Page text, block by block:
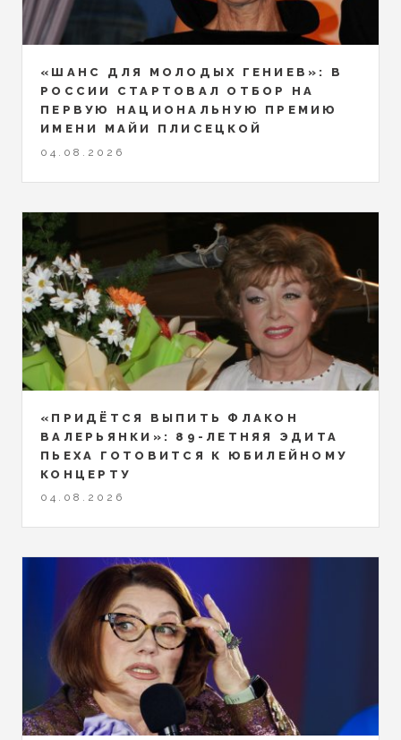
«ШАНС ДЛЯ МОЛОДЫХ ГЕНИЕВ»: В
РОССИИ СТАРТОВАЛ ОТБОР НА
ПЕРВУЮ НАЦИОНАЛЬНУЮ ПРЕМИЮ
ИМЕНИ МАЙИ ПЛИСЕЦКОЙ
04.08.2026
«ПРИДЁТСЯ ВЫПИТЬ ФЛАКОН
ВАЛЕРЬЯНКИ»: 89-ЛЕТНЯЯ ЭДИТА
ПЬЕХА ГОТОВИТСЯ К ЮБИЛЕЙНОМУ
КОНЦЕРТУ
04.08.2026